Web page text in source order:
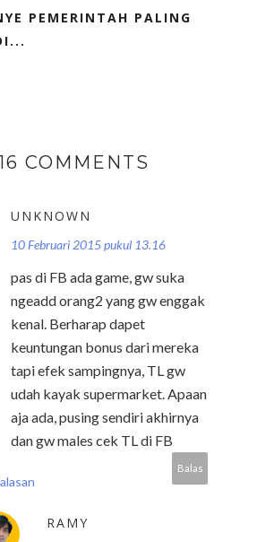
PEMERINTAH PALING
COMMENTS
UNKNOWN
10 Februari 2015 pukul 13.16
pas di FB ada game, gw suka
ngeadd orang2 yang gw enggak
kenal. Berharap dapet
keuntungan bonus dari mereka
tapi efek sampingnya, TL gw
udah kayak supermarket. Apaan
aja ada, pusing sendiri akhirnya
dan gw males cek TL di FB
Balas
RAMY